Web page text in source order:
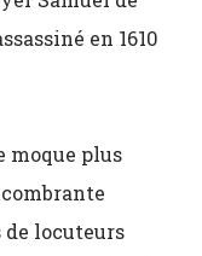
en 1610
moque plus
locuteurs